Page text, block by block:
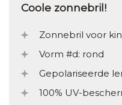
Coole zonnebril!
Zonnebril voor
Vorm #d: rond
Gepolariseerde
100% UV-